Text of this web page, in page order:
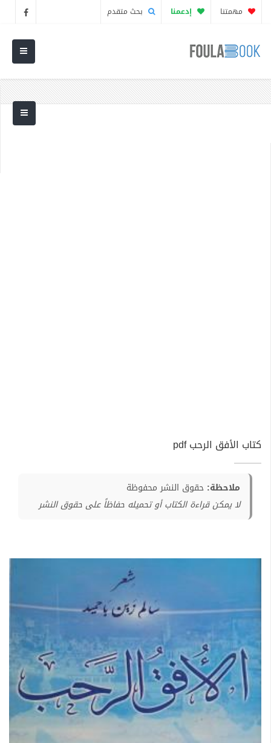
مهمتنا إدعمنا بحث متقدم
كتاب الأفق الرحب pdf
ملاحظة: حقوق النشر محفوظة
لا يمكن قراءة الكتاب أو تحميله حفاظاً على حقوق النشر